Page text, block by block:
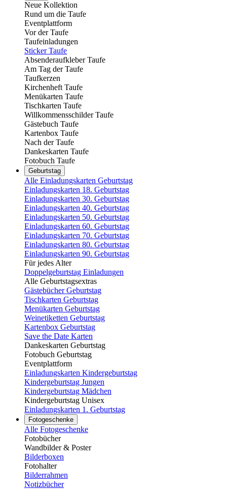
Neue Kollektion
Rund um die Taufe
Eventplattform
Vor der Taufe
Taufeinladungen
Sticker Taufe
Absenderaufkleber Taufe
Am Tag der Taufe
Taufkerzen
Kirchenheft Taufe
Menükarten Taufe
Tischkarten Taufe
Willkommensschilder Taufe
Gästebuch Taufe
Kartenbox Taufe
Nach der Taufe
Dankeskarten Taufe
Fotobuch Taufe
Geburtstag
Alle Einladungskarten Geburtstag
Einladungskarten 18. Geburtstag
Einladungskarten 30. Geburtstag
Einladungskarten 40. Geburtstag
Einladungskarten 50. Geburtstag
Einladungskarten 60. Geburtstag
Einladungskarten 70. Geburtstag
Einladungskarten 80. Geburtstag
Einladungskarten 90. Geburtstag
Für jedes Alter
Doppelgeburtstag Einladungen
Alle Geburtstagsextras
Gästebücher Geburtstag
Tischkarten Geburtstag
Menükarten Geburtstag
Weinetiketten Geburtstag
Kartenbox Geburtstag
Save the Date Karten
Dankeskarten Geburtstag
Fotobuch Geburtstag
Eventplattform
Einladungskarten Kindergeburtstag
Kindergeburtstag Jungen
Kindergeburtstag Mädchen
Kindergeburtstag Unisex
Einladungskarten 1. Geburtstag
Fotogeschenke
Alle Fotogeschenke
Fotobücher
Wandbilder & Poster
Bilderboxen
Fotohalter
Bilderrahmen
Notizbücher